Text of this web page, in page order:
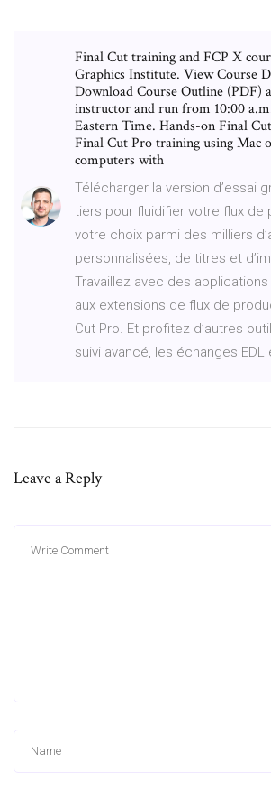
Final Cut training and FCP X
Graphics Institute. View Course
Download Course Outline (PDF)
instructor and run from 10:00
Eastern Time. Hands-on Final
Final Cut Pro training using Mac
computers with
Télécharger la version d’essai
tiers pour fluidifier votre flux de
votre choix parmi des milliers
personnalisées, de titres et
Travaillez avec des
aux extensions de flux de
Cut Pro. Et profitez d’autres
suivi avancé, les échanges EDL
Leave a Reply